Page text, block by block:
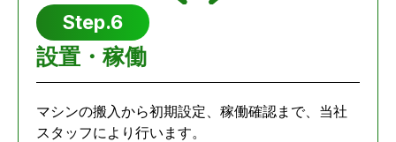
Step.6
設置・稼働
マシンの搬入から初期設定、稼働確認まで、当社
スタッフにより行います。